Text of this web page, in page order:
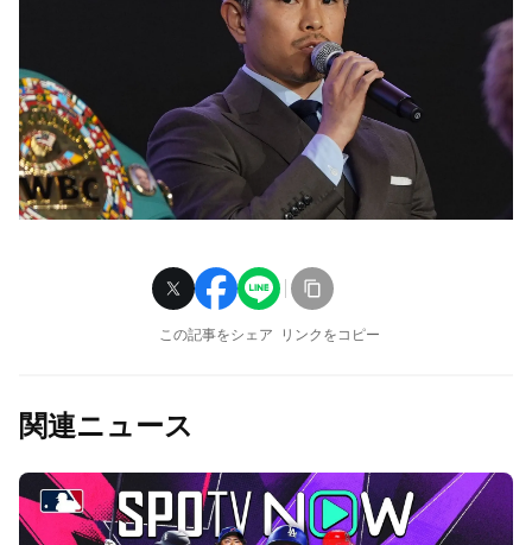
この記事をシェア リンクをコピー
関連ニュース